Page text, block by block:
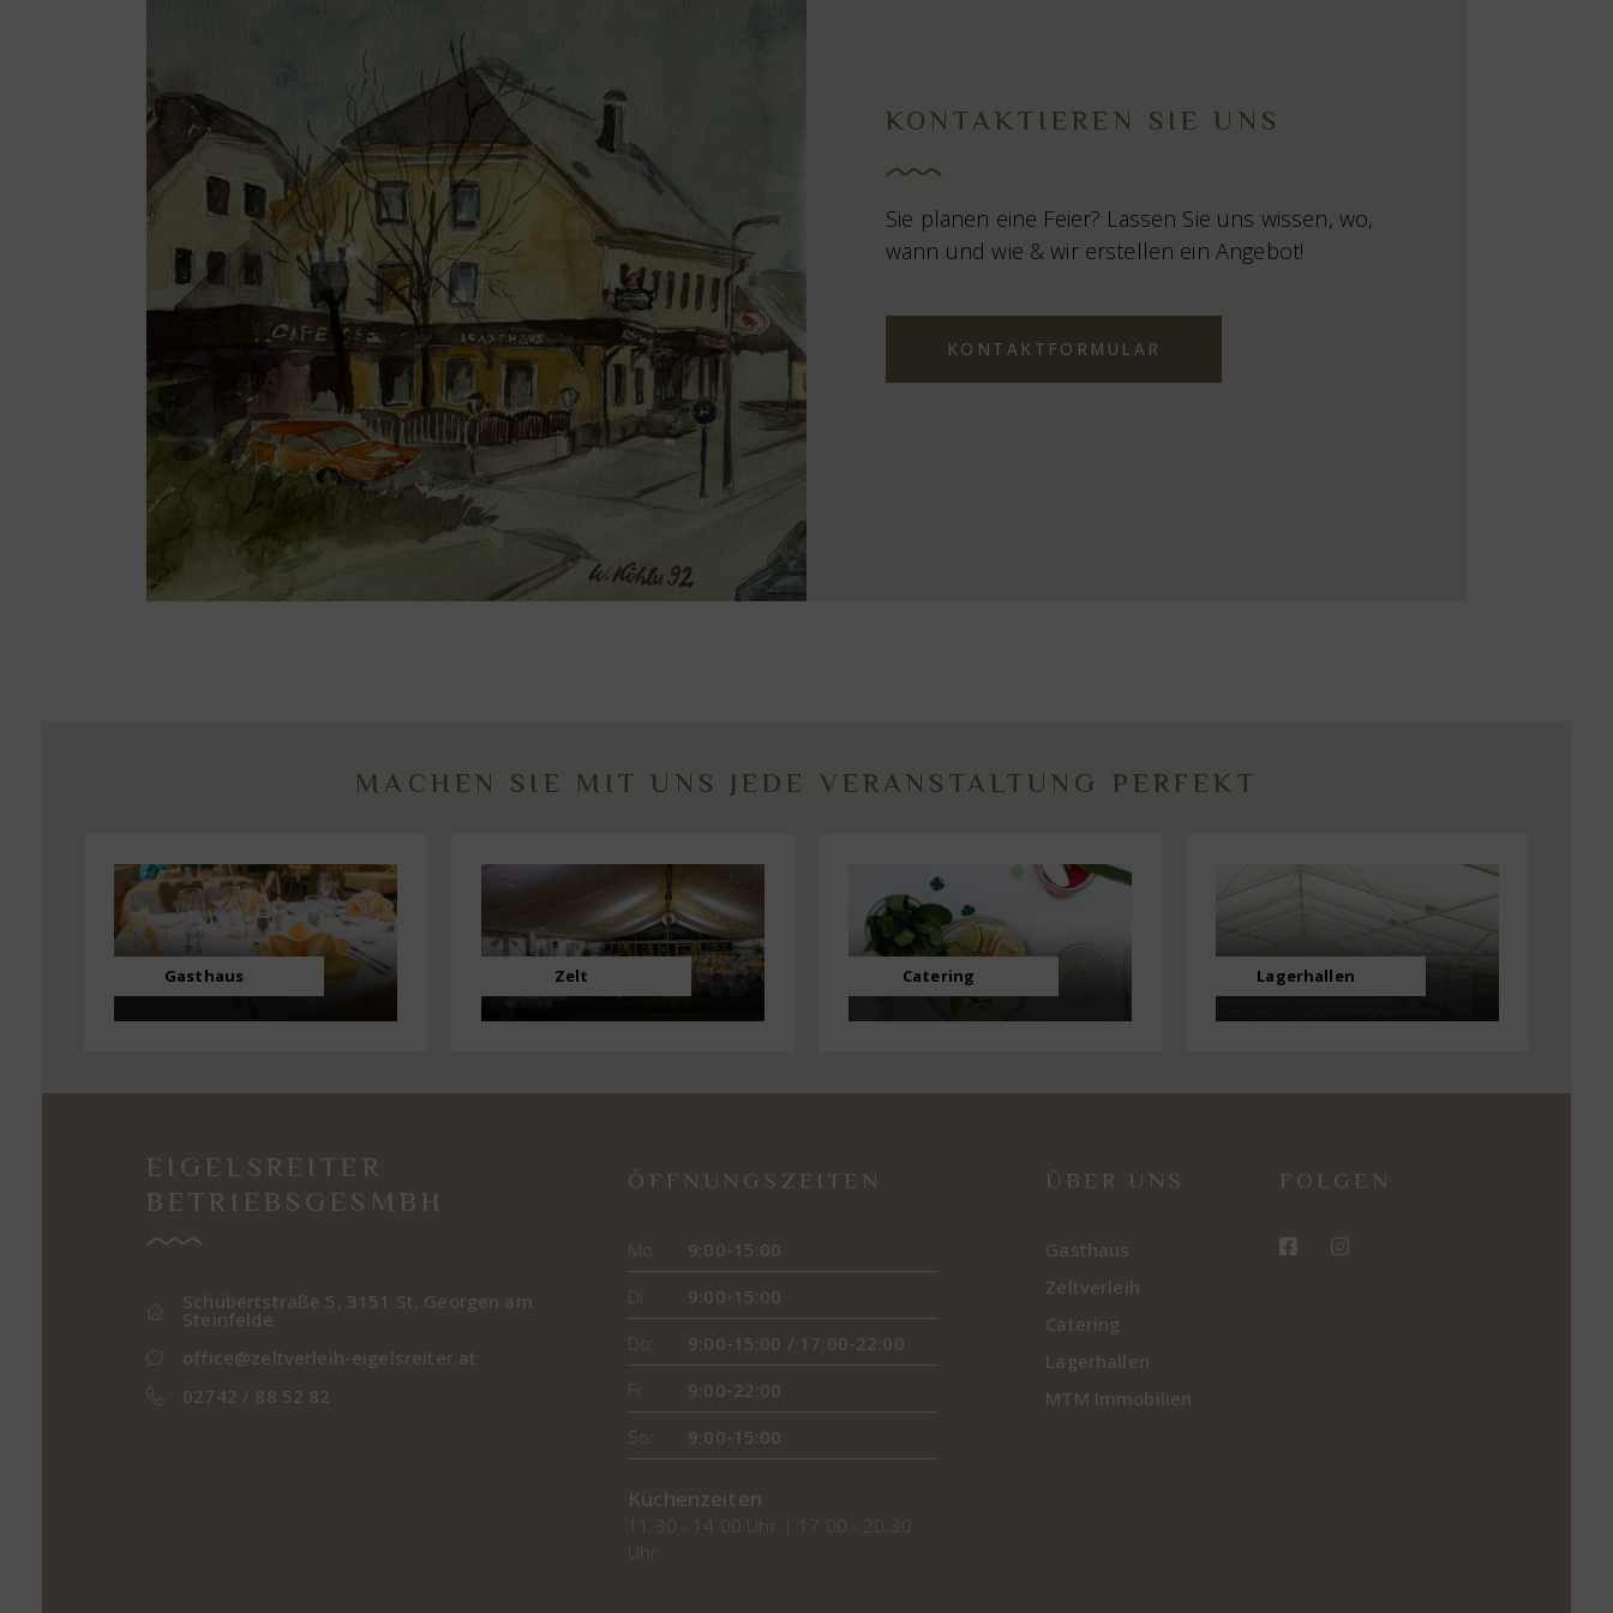
KONTAKTIEREN SIE UNS
Sie planen eine Feier? Lassen Sie uns wissen, wo,
wann und wie & wir erstellen ein Angebot!
KONTAKTFORMULAR
MACHEN SIE MIT UNS JEDE VERANSTALTUNG PERFEKT
Gasthaus Zelt Catering Lagerhallen
EIGELSREITER
BETRIEBSGESMBH
Schubertstraße 5, 3151 St. Georgen am
Steinfelde
office@zeltverleih-eigelsreiter.at
02742 / 88 52 82
ÖFFNUNGSZEITEN
Mo:
9:00-15:00
Di:
9:00-15:00
Do:
9:00-15:00 / 17:00-22:00
Fr:
9:00-22:00
So:
9:00-15:00
Küchenzeiten
11.30 - 14.00 Uhr | 17.00 - 20.30
Uhr
ÜBER UNS
Gasthaus
Zeltverleih
Catering
Lagerhallen
MTM Immobilien
FOLGEN